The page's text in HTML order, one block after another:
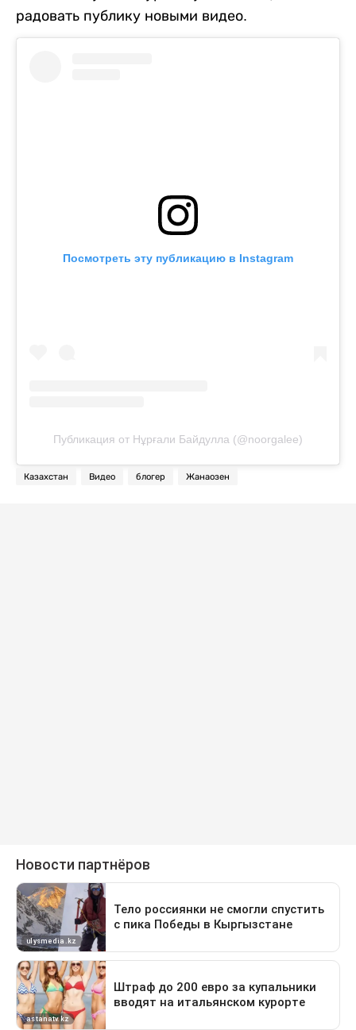
радовать публику новыми видео.
Посмотреть эту публикацию в Instagram
Публикация от Нұрғали Байдулла (@noorgalee)
Казахстан Видео блогер Жанаозен